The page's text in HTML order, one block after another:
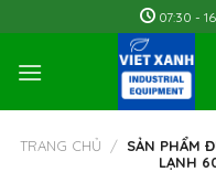
to
content
07:30 -
TRANG CHỦ / SẢN PHẨM
LẠNH